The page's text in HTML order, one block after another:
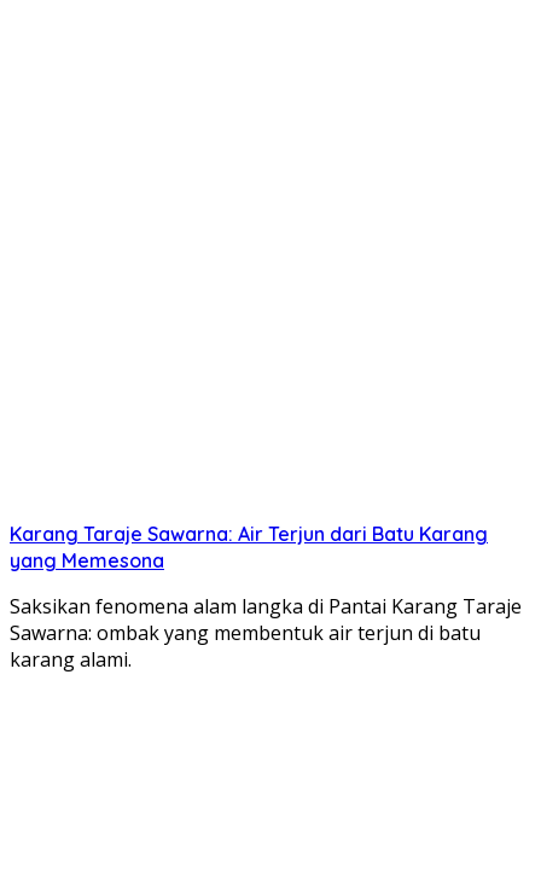
Karang Taraje Sawarna: Air Terjun dari Batu Karang
yang Memesona
Saksikan fenomena alam langka di Pantai Karang Taraje
Sawarna: ombak yang membentuk air terjun di batu
karang alami.